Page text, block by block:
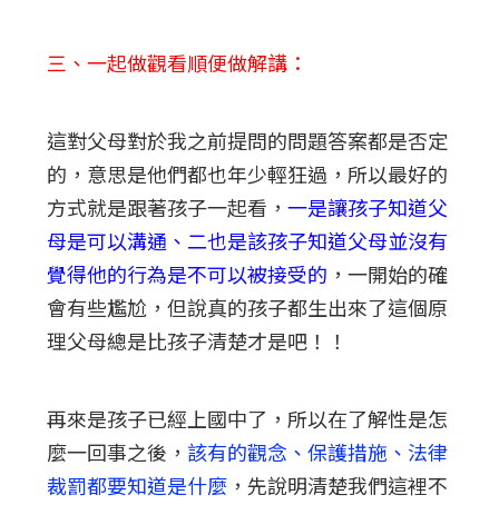
三、一起做觀看順便做解講：
這對父母對於我之前提問的問題答案都是否定
的，意思是他們都也年少輕狂過，所以最好的
方式就是跟著孩子一起看，一是讓孩子知道父
母是可以溝通、二也是該孩子知道父母並沒有
覺得他的行為是不可以被接受的 ，一開始的確
會有些尷尬，但說真的孩子都生出來了這個原
理父母總是比孩子清楚才是吧！！
再來是孩子已經上國中了，所以在了解性是怎
麼一回事之後， 該有的觀念、保護措施、法律
裁罰都要知道是什麼 ，先說明清楚我們這裡不